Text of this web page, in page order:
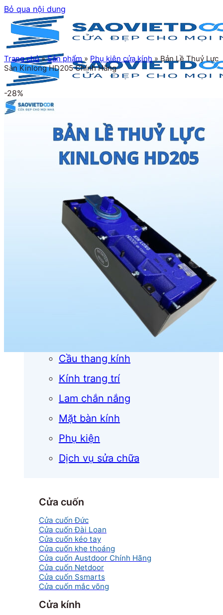
Bỏ qua nội dung
Giới thiệu
Sản phẩm
Cửa cuốn
Cửa kính
Cửa nhôm
Cầu thang kính
Kính trang trí
Lam chắn nắng
Mặt bàn kính
Phụ kiện
Dịch vụ sửa chữa
Cửa cuốn
Cửa cuốn Đức
Cửa cuốn Đài Loan
Cửa cuốn kéo tay
Cửa cuốn khe thoáng
Cửa cuốn Austdoor Chính Hãng
Cửa cuốn Netdoor
Cửa cuốn Ssmarts
Cửa cuốn mắc võng
Cửa kính
Trang chủ»Sản phẩm» Phụ kiện cửa kính»Bản Lề Thuỷ Lực
Sàn Kinlong HD205 Chính Hãng
-28%